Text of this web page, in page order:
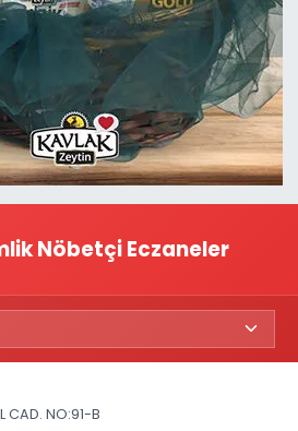
Nöbetçi Eczaneler
CAD. NO:91-B